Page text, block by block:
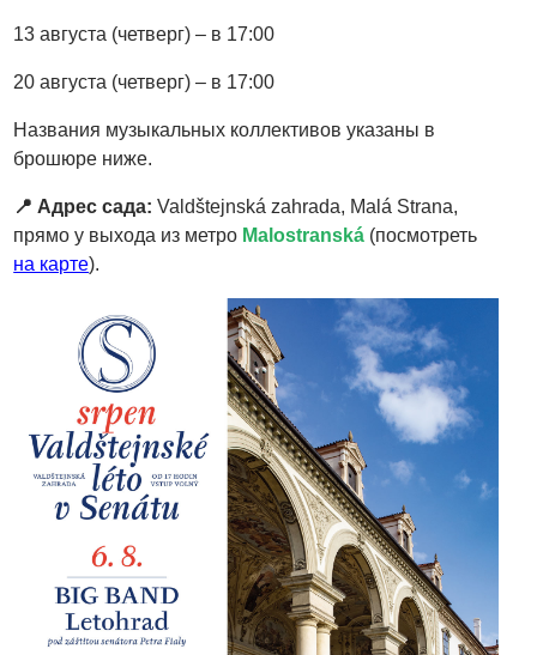
13 августа (четверг) – в 17:00
20 августа (четверг) – в 17:00
Названия музыкальных коллективов указаны в
брошюре ниже.
📍 Адрес сада: Valdštejnská zahrada, Malá Strana,
прямо у выхода из метро Malostranská (посмотреть
на карте).